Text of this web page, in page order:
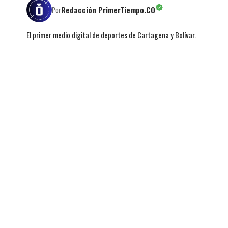
PorRedacción PrimerTiempo.CO
El primer medio digital de deportes de Cartagena y Bolívar.